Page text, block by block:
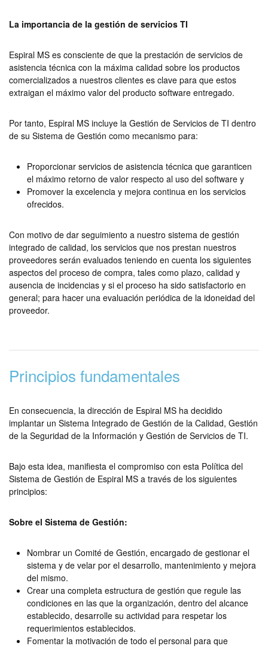
La importancia de la gestión de servicios TI
Espiral MS es consciente de que la prestación de servicios de
asistencia técnica con la máxima calidad sobre los productos
comercializados a nuestros clientes es clave para que estos
extraigan el máximo valor del producto software entregado.
Por tanto, Espiral MS incluye la Gestión de Servicios de TI dentro
de su Sistema de Gestión como mecanismo para:
Proporcionar servicios de asistencia técnica que garanticen
el máximo retorno de valor respecto al uso del software y
Promover la excelencia y mejora continua en los servicios
ofrecidos.
Con motivo de dar seguimiento a nuestro sistema de gestión
integrado de calidad, los servicios que nos prestan nuestros
proveedores serán evaluados teniendo en cuenta los siguientes
aspectos del proceso de compra, tales como plazo, calidad y
ausencia de incidencias y si el proceso ha sido satisfactorio en
general; para hacer una evaluación periódica de la idoneidad del
proveedor.
Principios fundamentales
En consecuencia, la dirección de Espiral MS ha decidido
implantar un Sistema Integrado de Gestión de la Calidad, Gestión
de la Seguridad de la Información y Gestión de Servicios de TI.
Bajo esta idea, manifiesta el compromiso con esta Política del
Sistema de Gestión de Espiral MS a través de los siguientes
principios:
Sobre el Sistema de Gestión:
Nombrar un Comité de Gestión, encargado de gestionar el
sistema y de velar por el desarrollo, mantenimiento y mejora
del mismo.
Crear una completa estructura de gestión que regule las
condiciones en las que la organización, dentro del alcance
establecido, desarrolle su actividad para respetar los
requerimientos establecidos.
Fomentar la motivación de todo el personal para que